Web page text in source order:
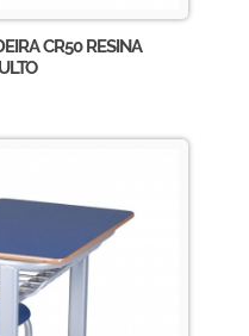
CR50 RESINA